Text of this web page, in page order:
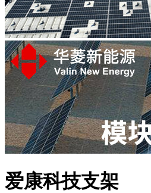
爱康科技支架